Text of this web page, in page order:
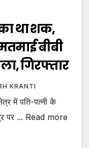
था शक,
बीबी
गिरफ्तार
KRANTI
में पति-पत्नी के
पर ... Read more